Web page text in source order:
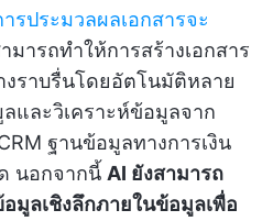
ารประมวลผลเอกสารจะ
มารถทำให้การสร้างเอกสาร
งราบรื่นโดยอัตโนมัติหลาย
และวิเคราะห์ข้อมูลจาก
ฐานข้อมูลทางการเงิน
นอกจากนี้ AI ยังสามารถ
มูลเชิงลึกภายในข้อมูลเพื่อ